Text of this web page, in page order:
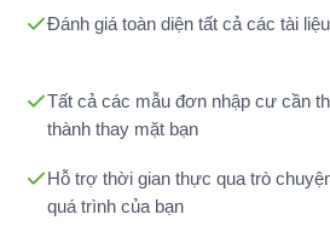
Đánh giá toàn diện tất cả các tài
Tất cả các mẫu đơn nhập cư cần
thành thay mặt bạn
Hỗ trợ thời gian thực qua trò
quá trình của bạn